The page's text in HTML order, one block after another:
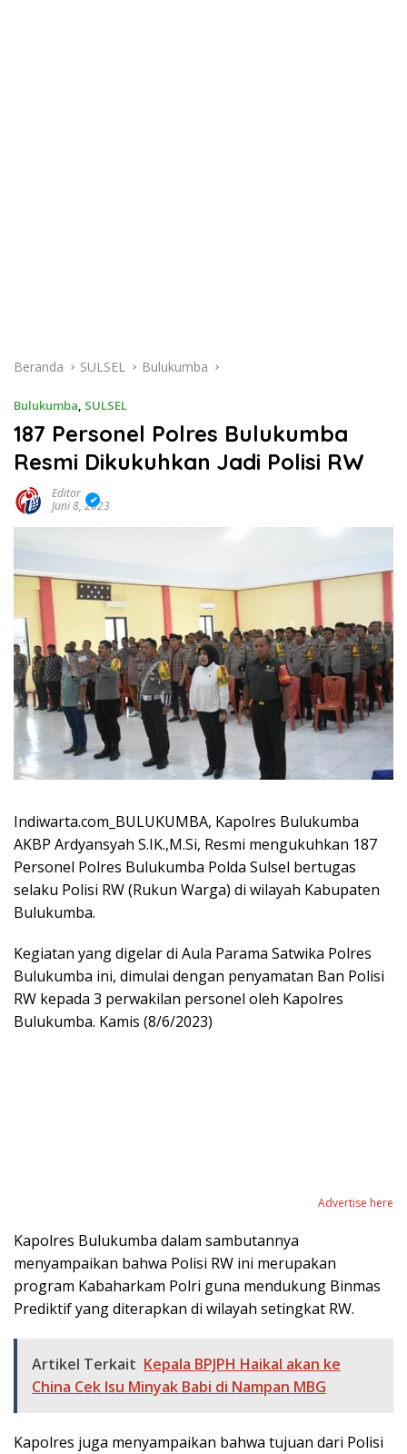
Beranda SULSEL Bulukumba
Bulukumba, SULSEL
187 Personel Polres Bulukumba
Resmi Dikukuhkan Jadi Polisi RW
Editor
Juni 8, 2023
Indiwarta.com_BULUKUMBA, Kapolres Bulukumba
AKBP Ardyansyah S.IK.,M.Si, Resmi mengukuhkan 187
Personel Polres Bulukumba Polda Sulsel bertugas
selaku Polisi RW (Rukun Warga) di wilayah Kabupaten
Bulukumba.
Kegiatan yang digelar di Aula Parama Satwika Polres
Bulukumba ini, dimulai dengan penyamatan Ban Polisi
RW kepada 3 perwakilan personel oleh Kapolres
Bulukumba. Kamis (8/6/2023)
Advertise here
Kapolres Bulukumba dalam sambutannya
menyampaikan bahwa Polisi RW ini merupakan
program Kabaharkam Polri guna mendukung Binmas
Prediktif yang diterapkan di wilayah setingkat RW.
Artikel Terkait Kepala BPJPH Haikal akan ke
China Cek Isu Minyak Babi di Nampan MBG
Kapolres juga menyampaikan bahwa tujuan dari Polisi